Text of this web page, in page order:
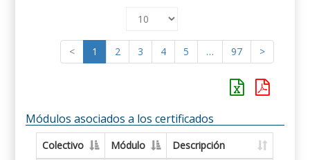
< 1 2 3 4 5 … 97 >
Módulos asociados a los certificados
Colectivo Módulo
Descripción